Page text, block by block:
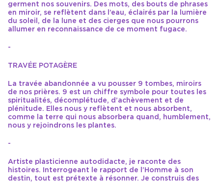
germent nos souvenirs. Des mots, des bouts de phrases
en miroir, se reflètent dans l’eau, éclairés par la lumière
du soleil, de la lune et des cierges que nous pourrons
allumer en reconnaissance de ce moment fugace.
-
TRAVÉE POTAGÈRE
La travée abandonnée a vu pousser 9 tombes, miroirs
de nos prières. 9 est un chiffre symbole pour toutes les
spiritualités, décomplétude, d’achèvement et de
plénitude. Elles nous y reflètent et nous absorbent,
comme la terre qui nous absorbera quand, humblement,
nous y rejoindrons les plantes.
-
Artiste plasticienne autodidacte, je raconte des
histoires. Interrogeant le rapport de l’Homme à son
destin, tout est prétexte à résonner. Je construis des